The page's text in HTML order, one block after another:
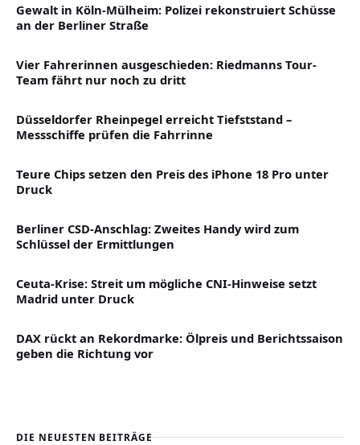
Gewalt in Köln-Mülheim: Polizei rekonstruiert Schüsse
an der Berliner Straße
Vier Fahrerinnen ausgeschieden: Riedmanns Tour-
Team fährt nur noch zu dritt
Düsseldorfer Rheinpegel erreicht Tiefststand –
Messschiffe prüfen die Fahrrinne
Teure Chips setzen den Preis des iPhone 18 Pro unter
Druck
Berliner CSD-Anschlag: Zweites Handy wird zum
Schlüssel der Ermittlungen
Ceuta-Krise: Streit um mögliche CNI-Hinweise setzt
Madrid unter Druck
DAX rückt an Rekordmarke: Ölpreis und Berichtssaison
geben die Richtung vor
DIE NEUESTEN BEITRÄGE